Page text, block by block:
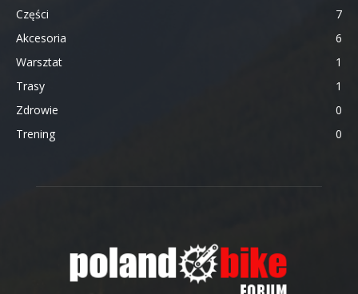
Części
7
Akcesoria
6
Warsztat
1
Trasy
1
Zdrowie
0
Trening
0